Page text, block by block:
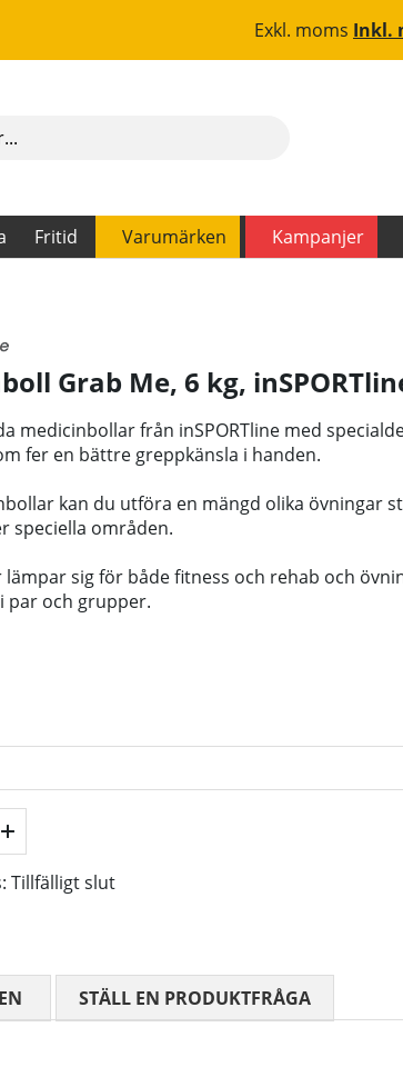
Exkl. moms Inkl.
Fritid Varumärken Kampanjer
Grab Me, 6 kg,
medicinbollar från inSPORTline med
fer en bättre greppkänsla i handen.
kan du utföra en mängd olika övningar
speciella områden.
lämpar sig för både fitness och rehab och
par och grupper.
Tillfälligt slut
MEDELBETYG 0 AV 5 ANTAL BETYG 0
STÄLL EN PRODUKTFRÅGA